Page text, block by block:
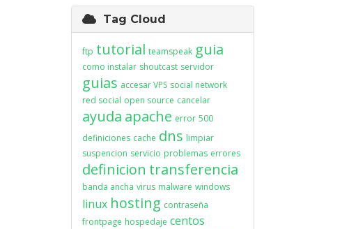
Tag Cloud
ftp tutorial teamspeak guia
como instalar shoutcast servidor
guias accesar VPS social network
red social open source cancelar
ayuda apache error 500
definiciones cache dns limpiar
suspencion servicio problemas errores
definicion transferencia
banda ancha virus malware windows
linux hosting contraseña
frontpage hospedaje centos